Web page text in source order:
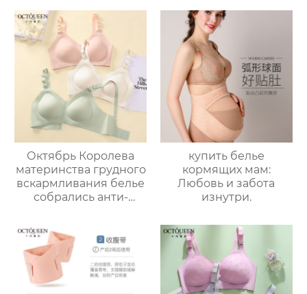
Октябрь Королева
материнства грудного
вскармливания белье
собрались анти-
осенью тонкий раздел
послеродовой
бюстгальтер грудного
вскармливания
купить белье
кормящих мам:
Любовь и забота
изнутри.